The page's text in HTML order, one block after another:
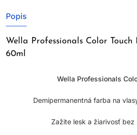
Popis
Wella Professionals Color
60ml
Wella Professionals
Demipermanentná farba na
Zažite lesk a žiarivosť bez